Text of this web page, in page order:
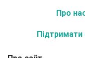
Про
Підтримати